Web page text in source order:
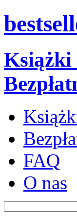
Książki
FAQ
O nas